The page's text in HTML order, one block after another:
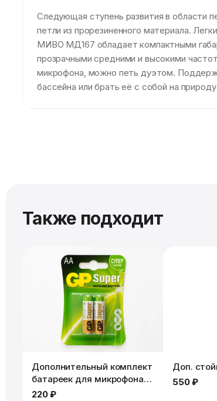
Следующая ступень развития в области
петли из прорезиненного материала.
МИВО МД167 обладает компактными
прозрачными средними и высокими
микрофона, можно петь дуэтом.
бассейна или брать её с собой на
Также подходит
Дополнительный комплект
батареек для микрофона.
2шт
220 ₽
Доп.
550 ₽